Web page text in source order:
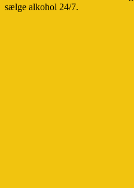
sælge alkohol 24/7.